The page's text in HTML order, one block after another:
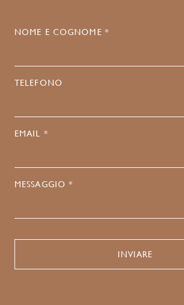
NOME E COGNOME *
TELEFONO
EMAIL *
MESSAGGIO *